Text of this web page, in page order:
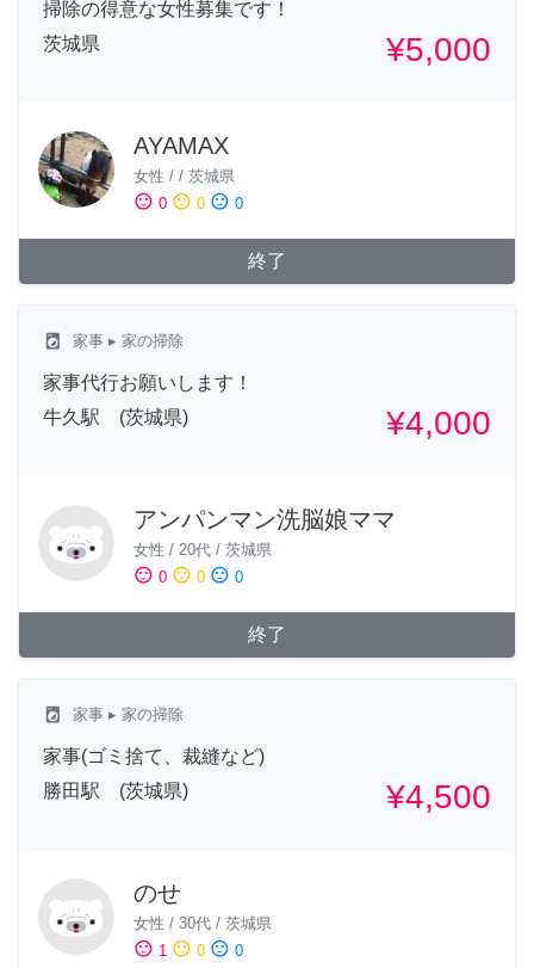
掃除の得意な女性募集です！
茨城県
¥5,000
AYAMAX
女性 / / 茨城県
sentiment_satisfied 0 sentiment_neutral 0 sentiment_dissatisfied 0
終了
local_laundry_service 家事 ▸ 家の掃除
家事代行お願いします！
牛久駅 (茨城県)
¥4,000
アンパンマン洗脳娘ママ
女性 / 20代 / 茨城県
sentiment_satisfied 0 sentiment_neutral 0 sentiment_dissatisfied 0
終了
local_laundry_service 家事 ▸ 家の掃除
家事(ゴミ捨て、裁縫など)
勝田駅 (茨城県)
¥4,500
のせ
女性 / 30代 / 茨城県
sentiment_satisfied 1 sentiment_neutral 0 sentiment_dissatisfied 0